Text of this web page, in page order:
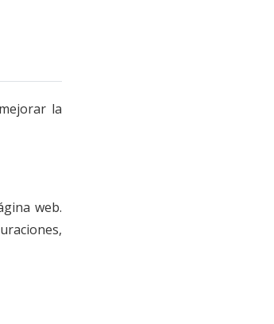
la
web.